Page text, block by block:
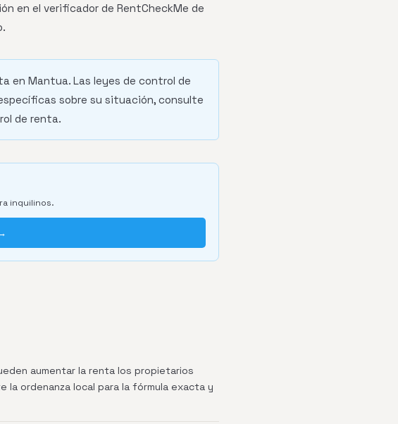
en el verificador de RentCheckMe de
en Mantua. Las leyes de control de
sobre su situación, consulte
de renta.
inquilinos.
aumentar la renta los propietarios
la ordenanza local para la fórmula exacta y